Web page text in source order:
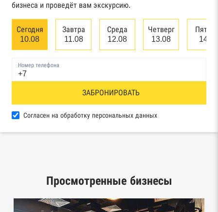
Единый федеральный реестр сведений о
банкротстве юридических лиц
Реестр товарных знаков и знаков обслуживания
База исполнительного производства
Реестры лицензий: Росалкоголь,
Росздравнадзор, Рособрнадзор, Роскомнадзор,
Роспотребнадзор, Росприроднадзор,
бизнеса и проведёт вам экскурсию.
Сегодня
10.08
Завтра
11.08
Среда
12.08
Четверг
13.08
14.08
Номер телефона
ЗАБРОНИРОВАТЬ
Согласен на обработку персональных данных
Просмотренные бизнесы